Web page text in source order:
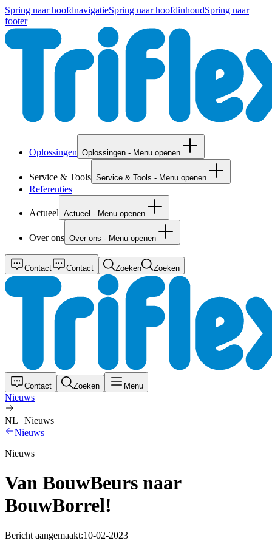
Spring naar hoofdnavigatieSpring naar hoofdinhoudSpring naar
footer
Oplossingen Oplossingen - Menu openen
Service & Tools Service & Tools - Menu openen
Referenties
Actueel Actueel - Menu openen
Over ons Over ons - Menu openen
Contact Contact Zoeken Zoeken
Contact Zoeken Menu
Nieuws
NL | Nieuws
Nieuws
Nieuws
Van BouwBeurs naar
BouwBorrel!
Bericht aangemaakt:10-02-2023